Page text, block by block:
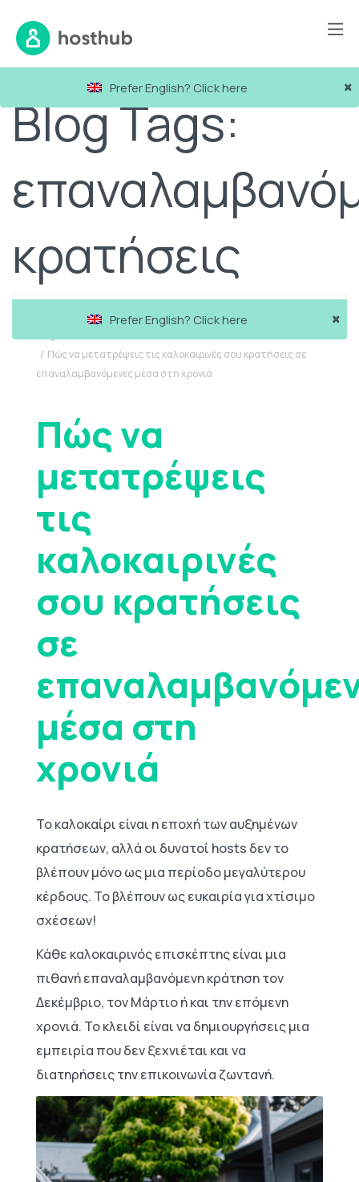
×
Prefer English? Click here
Blog Tags:
κρατήσεις
×
Prefer English? Click here
Πώς να μετατρέψεις τις καλοκαιρινές σου κρατήσεις σε
επαναλαμβανόμενες μέσα στη χρονιά
Πώς να
μετατρέψεις
τις
καλοκαιρινές
σου κρατήσεις
σε
μέσα στη
χρονιά
Το καλοκαίρι είναι η εποχή των αυξημένων
κρατήσεων, αλλά οι δυνατοί hosts δεν το
βλέπουν μόνο ως μια περίοδο μεγαλύτερου
κέρδους. Το βλέπουν ως ευκαιρία για χτίσιμο
σχέσεων!
Κάθε καλοκαιρινός επισκέπτης είναι μια
πιθανή επαναλαμβανόμενη κράτηση τον
Δεκέμβριο, τον Μάρτιο ή και την επόμενη
χρονιά. Το κλειδί είναι να δημιουργήσεις μια
εμπειρία που δεν ξεχνιέται και να
διατηρήσεις την επικοινωνία ζωντανή.